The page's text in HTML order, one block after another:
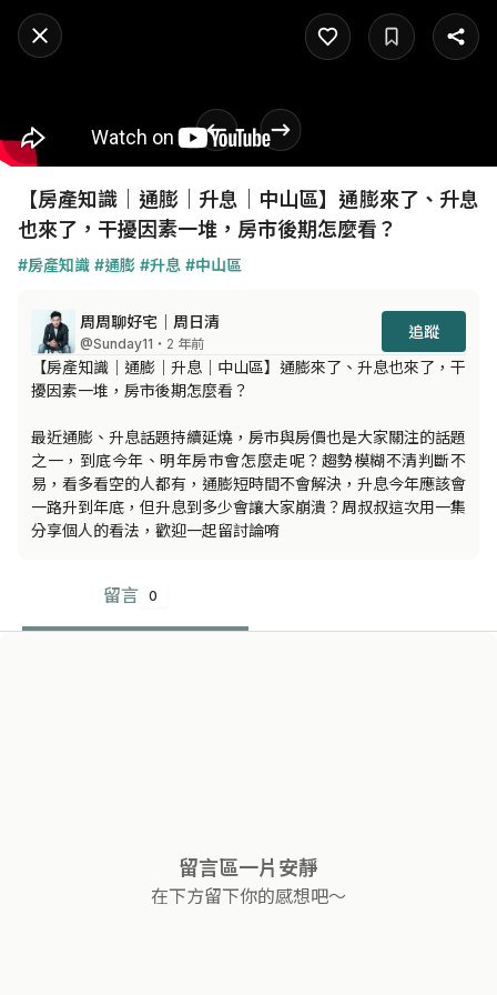
【房產知識｜通膨｜升息｜中山區】通膨來了、升息
也來了，干擾因素一堆，房市後期怎麼看？
#房產知識 #通膨 #升息 #中山區
周周聊好宅｜周日清
@Sunday11 ・2 年前
追蹤
【房產知識｜通膨｜升息｜中山區】通膨來了、升息也來了，干
擾因素一堆，房市後期怎麼看？
最近通膨、升息話題持續延燒，房市與房價也是大家關注的話題
之一，到底今年、明年房市會怎麼走呢？趨勢模糊不清判斷不
易，看多看空的人都有，通膨短時間不會解決，升息今年應該會
一路升到年底，但升息到多少會讓大家崩潰？周叔叔這次用一集
分享個人的看法，歡迎一起留討論唷
留言 0
留言區一片安靜
在下方留下你的感想吧～